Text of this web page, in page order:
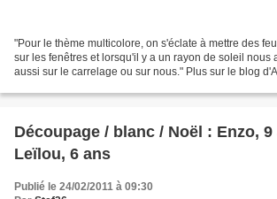
"Pour le thème multicolore, on s'éclate à mettre des
sur les fenêtres et lorsqu'il y a un rayon de soleil nous
aussi sur le carrelage ou sur nous." Plus sur le blog
Découpage / blanc / Noël : Enzo, 9
Leïlou, 6 ans
Publié le 24/02/2011 à 09:30